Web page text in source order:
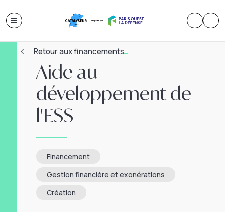
Retour aux financements
Aide au
développement de
l'ESS
Financement
Gestion financière et exonérations
Création